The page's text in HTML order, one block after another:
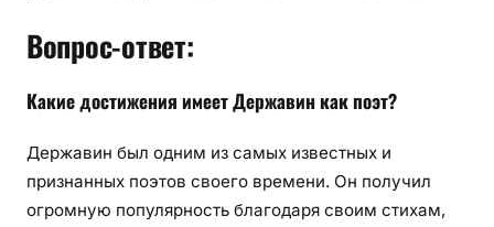
Вопрос-ответ:
Какие достижения имеет Державин как поэт?
Державин был одним из самых известных и
признанных поэтов своего времени. Он получил
огромную популярность благодаря своим стихам,